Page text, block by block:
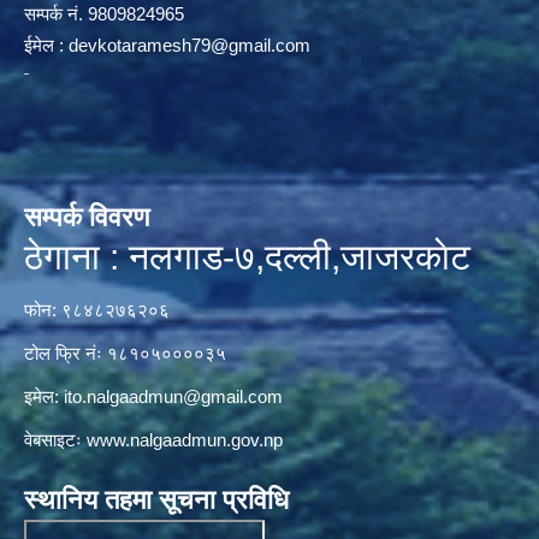
सम्पर्क न‌ं. 9809824965
ईमेल : devkotaramesh79@gmail.com
सम्पर्क विवरण
ठेगाना : नलगाड-७,दल्ली,जाजरकाेट
फोन: ९८४८२७६२०६
टोल फ्रि नंः १८१०५००००३५
इमेल:ito.nalgaadmun@gmail.com
वेबसाइटःwww.nalgaadmun.gov.np
स्थानिय तहमा सूचना प्रविधि